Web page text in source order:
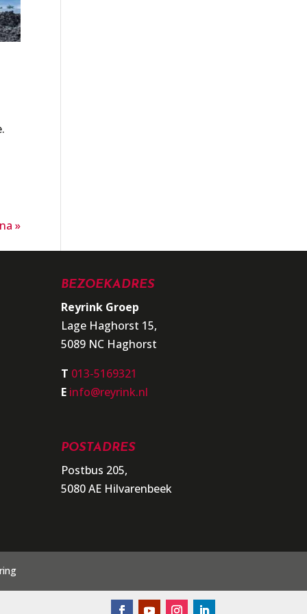
»
BEZOEKADRES
Reyrink Groep
Lage Haghorst 15,
5089 NC Haghorst
T 013-5169321
E info@reyrink.nl
POSTADRES
Postbus 205,
5080 AE Hilvarenbeek